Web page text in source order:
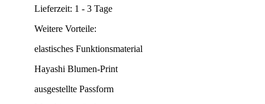
Lieferzeit: 1 - 3 Tage
Weitere Vorteile:
elastisches Funktionsmaterial
Hayashi Blumen-Print
ausgestellte Passform